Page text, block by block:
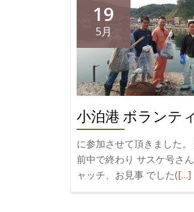
19
5月
小泊港 ボランテ
に参加させて頂きました
前中で終わり サスケ号さ
ャッチ、お見事 でした(続
[…]